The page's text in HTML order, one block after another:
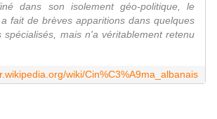
dans son isolement géo-politique, le
fait de brèves apparitions dans quelques
spécialisés, mais n'a véritablement retenu
wiki/Cin%C3%A9ma_albanais